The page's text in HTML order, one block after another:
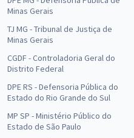
Minas Gerais
TJ MG - Tribunal de Justiça de
Minas Gerais
CGDF - Controladoria Geral do
Distrito Federal
DPE RS - Defensoria Pública do
Estado do Rio Grande do Sul
MP SP - Ministério Público do
Estado de São Paulo